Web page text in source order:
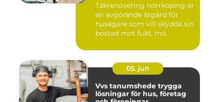
Takrenovering norrköping är
en avgörande åtgärd för
husägare som vill skydda sin
bostad mot fukt, mö...
05. jun
Vvs tanumshede trygga
lösningar för hus, företag